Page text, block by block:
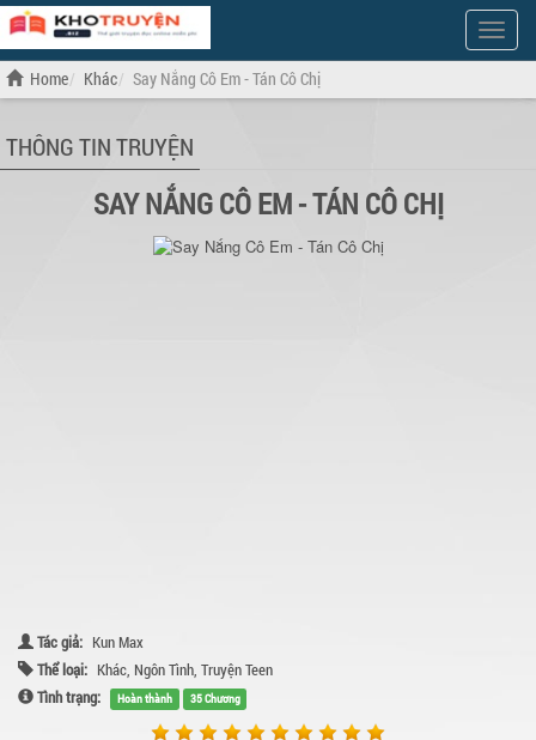
Show
Menu
Home Khác Say Nắng Cô Em - Tán Cô Chị
THÔNG TIN TRUYỆN
SAY NẮNG CÔ EM - TÁN CÔ CHỊ
Tác giả: Kun Max
Thể loại: Khác, Ngôn Tình, Truyện Teen
Tình trạng:
Hoàn thành 35 Chương